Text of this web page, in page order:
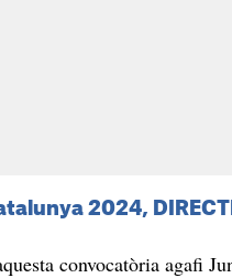
2024,
convocatòria agafi